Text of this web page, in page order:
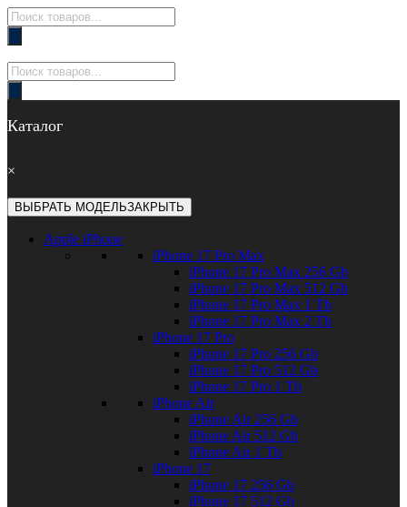
Поиск
товаров
Поиск
товаров
Каталог
×
ВЫБРАТЬ МОДЕЛЬЗАКРЫТЬ
Apple iPhone
iPhone 17 Pro Max
iPhone 17 Pro Max 256 Gb
iPhone 17 Pro Max 512 Gb
iPhone 17 Pro Max 1 Tb
iPhone 17 Pro Max 2 Tb
iPhone 17 Pro
iPhone 17 Pro 256 Gb
iPhone 17 Pro 512 Gb
iPhone 17 Pro 1 Tb
iPhone Air
iPhone Air 256 Gb
iPhone Air 512 Gb
iPhone Air 1 Tb
iPhone 17
iPhone 17 256 Gb
iPhone 17 512 Gb